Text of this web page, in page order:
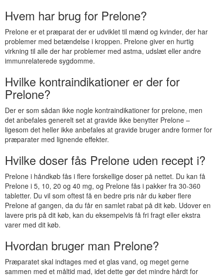
Hvem har brug for Prelone?
Prelone er et præparat der er udviklet til mænd og kvinder, der har
problemer med betændelse i kroppen. Prelone giver en hurtig
virkning til alle der har problemer med astma, udslæt eller andre
immunrelaterede sygdomme.
Hvilke kontraindikationer er der for
Prelone?
Der er som sådan ikke nogle kontraindikationer for prelone, men
det anbefales generelt set at gravide ikke benytter Prelone –
ligesom det heller ikke anbefales at gravide bruger andre former for
præparater med lignende effekter.
Hvilke doser fås Prelone uden recept i?
Prelone i håndkøb fås i flere forskellige doser på nettet. Du kan få
Prelone i 5, 10, 20 og 40 mg, og Prelone fås i pakker fra 30-360
tabletter. Du vil som oftest få en bedre pris når du køber flere
Prelone af gangen, da du får en samlet rabat på dit køb. Udover en
lavere pris på dit køb, kan du eksempelvis få fri fragt eller ekstra
varer med dit køb.
Hvordan bruger man Prelone?
Præparatet skal indtages med et glas vand, og meget gerne
sammen med et måltid mad, idet dette gør det mindre hårdt for